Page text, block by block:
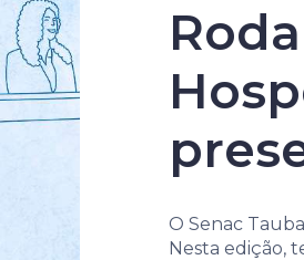
2º
O Senac
Nesta edição,